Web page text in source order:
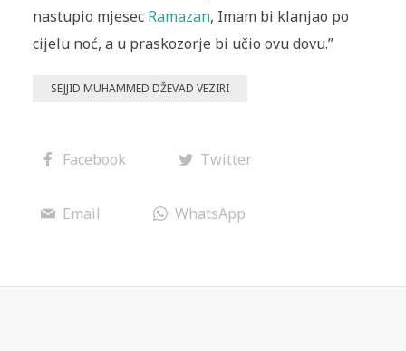
nastupio mjesec Ramazan, Imam bi klanjao po
cijelu noć, a u praskozorje bi učio ovu dovu.”
SEJJID MUHAMMED DŽEVAD VEZIRI
Facebook Twitter
Email WhatsApp